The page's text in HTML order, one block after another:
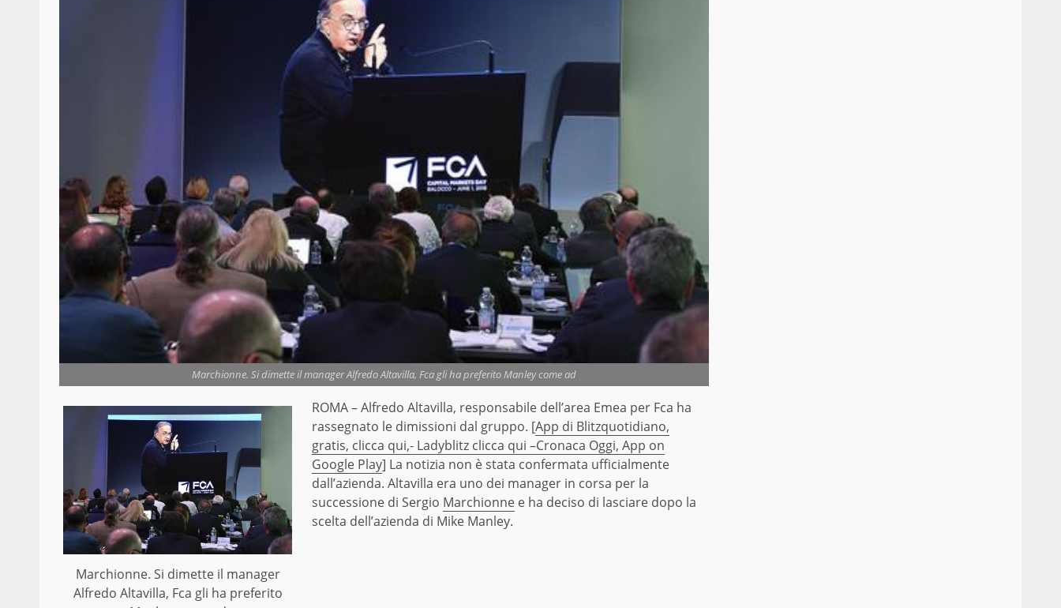
Marchionne. Si dimette il manager Alfredo Altavilla, Fca gli ha preferito Manley come ad
Marchionne. Si dimette il manager
Alfredo Altavilla, Fca gli ha preferito
ROMA – Alfredo Altavilla, responsabile dell’area Emea per Fca ha
rassegnato le dimissioni dal gruppo. [App di Blitzquotidiano,
gratis, clicca qui,- Ladyblitz clicca qui –Cronaca Oggi, App on
Google Play] La notizia non è stata confermata ufficialmente
dall’azienda. Altavilla era uno dei manager in corsa per la
successione di Sergio Marchionne e ha deciso di lasciare dopo la
scelta dell’azienda di Mike Manley.